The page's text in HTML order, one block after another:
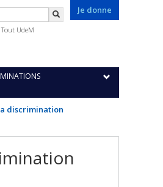
Je donne
UdeM
discrimination